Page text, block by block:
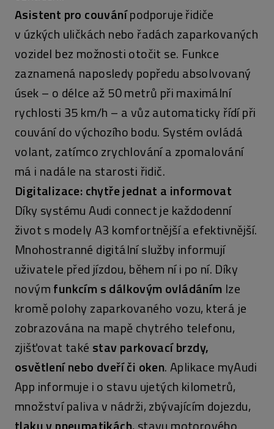
Asistent pro couvánípodporuje řidiče
v úzkých uličkách nebo řadách zaparkovaných
vozidel bez možnosti otočit se. Funkce
zaznamená naposledy popředu absolvovaný
úsek – o délce až 50 metrů při maximální
rychlosti 35 km/h – a vůz automaticky řídí při
couvání do výchozího bodu. Systém ovládá
volant, zatímco zrychlování a zpomalování
má i nadále na starosti řidič.
Digitalizace: chytře jednat a informovat
Díky systému Audi connect je každodenní
život s modely A3 komfortnější a efektivnější.
Mnohostranné digitální služby informují
uživatele před jízdou, během ní i po ní. Díky
novýmfunkcím s dálkovým ovládáním lze
kromě polohy zaparkovaného vozu, která je
zobrazována na mapě chytrého telefonu,
zjišťovat také stav parkovací brzdy,
osvětlení nebo dveří či oken. Aplikace myAudi
App informuje i o stavu ujetých kilometrů,
množství paliva v nádrži, zbývajícím dojezdu,